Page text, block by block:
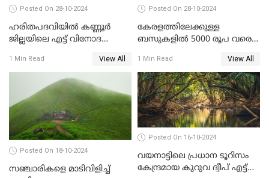
Posted On 28-10-2024
ഹരിതപദവിയിൽ കണ്ണൂർ
ജില്ലയിലെ എട്ട്‌ വിനോദ
1 Min Read View All
Posted On 28-10-2024
കേരളത്തിലേക്കുള്ള
ബസുകളിൽ 5000 രൂപ വരെ
ഹെൽപ്പ് ലൈൻ നമ്പർ
1 Min Read View All
Posted On 18-10-2024
സഞ്ചാരികളെ മാടിവിളിച്ച്
Posted On 16-10-2024
വയനാട്ടിലെ പ്രധാന ടൂറിസം
കേന്ദ്രമായ കുറുവ ദ്വീപ് എട്ട്